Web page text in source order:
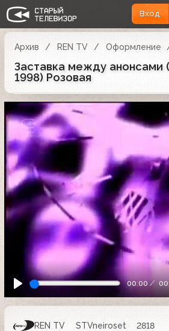
Вход
Архив REN TV Оформление
Заставка между анонсами
1998) Розовая
00:00
REN TV STVneiroset
2818